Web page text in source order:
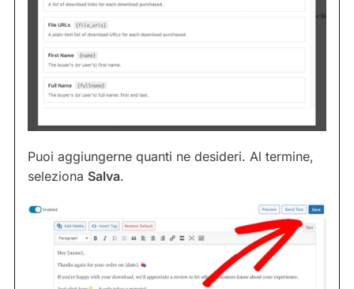
Puoi aggiungerne quanti ne desideri. Al termine,
seleziona Salva.